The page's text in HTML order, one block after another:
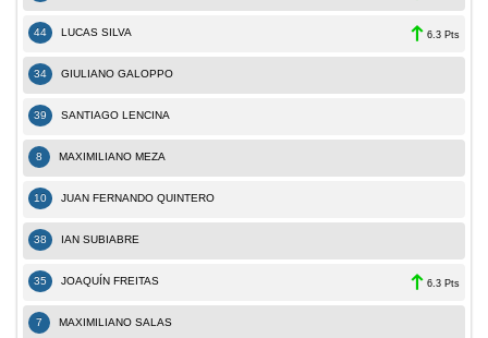
44 LUCAS SILVA 6.3 Pts
34 GIULIANO GALOPPO
39 SANTIAGO LENCINA
8 MAXIMILIANO MEZA
10 JUAN FERNANDO QUINTERO
38 IAN SUBIABRE
35 JOAQUÍN FREITAS 6.3 Pts
7 MAXIMILIANO SALAS